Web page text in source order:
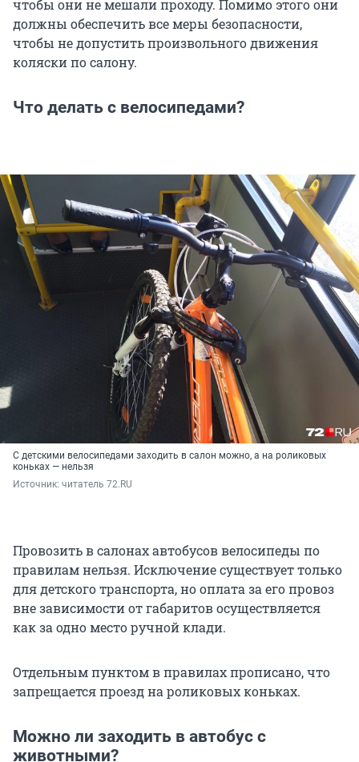
чтобы они не мешали проходу. Помимо этого они
должны обеспечить все меры безопасности,
чтобы не допустить произвольного движения
коляски по салону.
Что делать с велосипедами?
С детскими велосипедами заходить в салон можно, а на роликовых
коньках — нельзя
Источник: читатель 72.RU
Провозить в салонах автобусов велосипеды по
правилам нельзя. Исключение существует только
для детского транспорта, но оплата за его провоз
вне зависимости от габаритов осуществляется
как за одно место ручной клади.
Отдельным пунктом в правилах прописано, что
запрещается проезд на роликовых коньках.
Можно ли заходить в автобус с
животными?